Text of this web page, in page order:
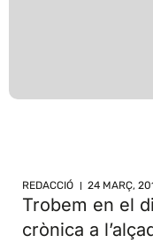
REDACCIÓ 24 MARÇ,
Trobem en el
crònica a